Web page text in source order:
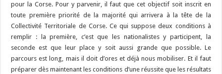
pour la Corse. Pour y parvenir, il faut que cet objectif soit inscrit en
toute première priorité de la majorité qui arrivera à la tête de la
Collectivité Territoriale de Corse. Ce qui suppose deux conditions à
remplir : la première, c’est que les nationalistes y participent, la
seconde est que leur place y soit aussi grande que possible. Le
parcours est long, mais il doit d’ores et déjà nous mobiliser. Et il faut
préparer dès maintenant les conditions d’une réussite que les résultats